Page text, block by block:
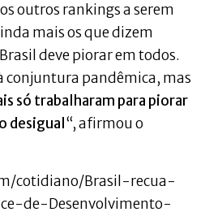
outros rankings a serem
mais os que dizem
deve piorar em todos.
conjuntura pandêmica, mas
só trabalharam para piorar
desigual “, afirmou o
cotidiano/Brasil-recua-
de-Desenvolvimento-